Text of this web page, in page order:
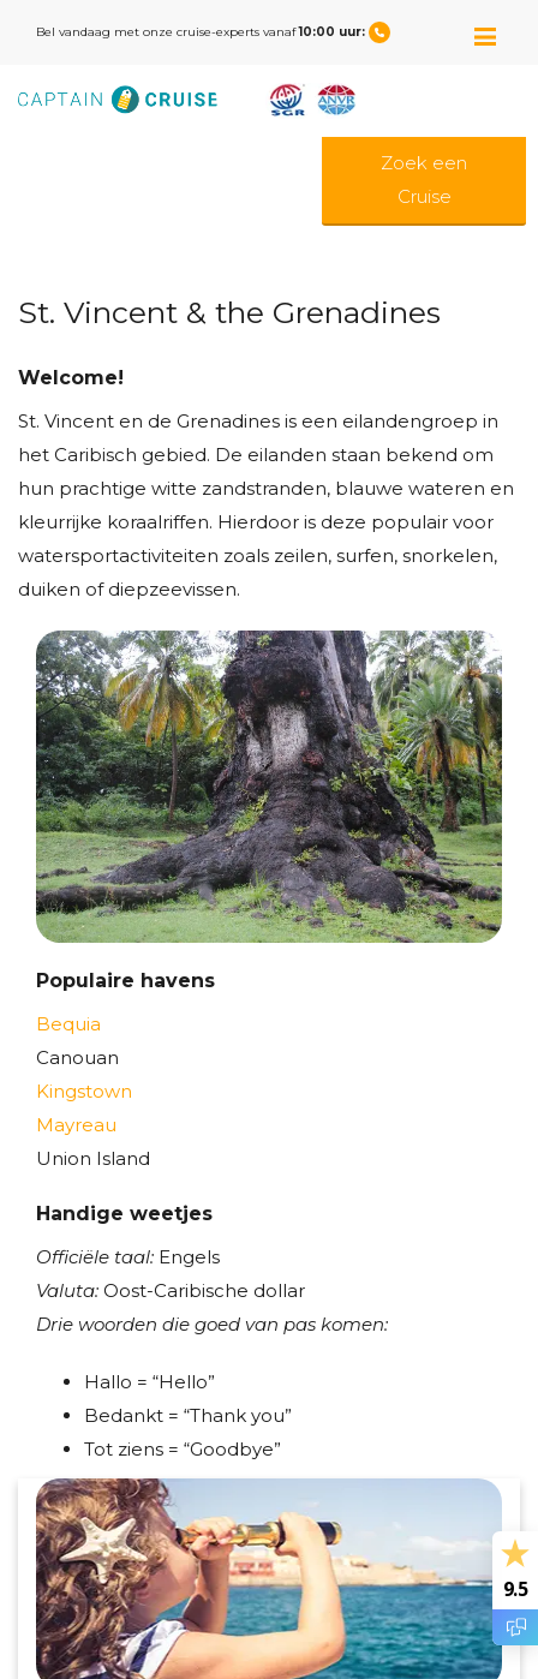
Bel vandaag met onze cruise-experts vanaf10:00 uur:
Zoek een
Cruise
St. Vincent & the Grenadines
Welcome!
St. Vincent en de Grenadines is een eilandengroep in
het Caribisch gebied. De eilanden staan bekend om
hun prachtige witte zandstranden, blauwe wateren en
kleurrijke koraalriffen. Hierdoor is deze populair voor
watersportactiviteiten zoals zeilen, surfen, snorkelen,
duiken of diepzeevissen.
Populaire havens
Bequia
Canouan
Kingstown
Mayreau
Union Island
Handige weetjes
Officiële taal: Engels
Valuta: Oost-Caribische dollar
Drie woorden die goed van pas komen:
Hallo = “Hello”
Bedankt = “Thank you”
Tot ziens = “Goodbye”
9.5